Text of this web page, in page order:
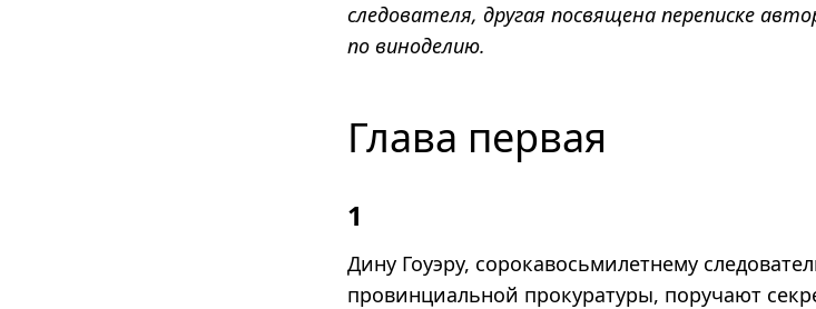
следователя, другая посвящена переписке
по виноделию.
Глава первая
1
Дину Гоуэру, сорокавосьмилетнему
провинциальной прокуратуры, поручают